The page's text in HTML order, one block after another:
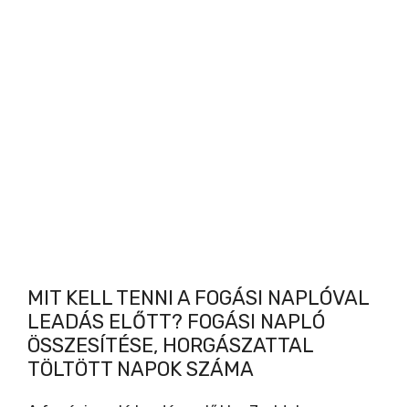
MIT KELL TENNI A FOGÁSI NAPLÓVAL
LEADÁS ELŐTT? FOGÁSI NAPLÓ
ÖSSZESÍTÉSE, HORGÁSZATTAL
TÖLTÖTT NAPOK SZÁMA